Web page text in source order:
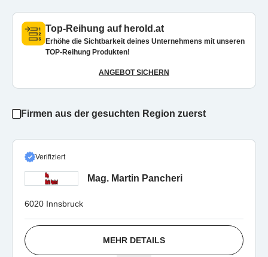
Top-Reihung auf herold.at
Erhöhe die Sichtbarkeit deines Unternehmens mit unseren
TOP-Reihung Produkten!
ANGEBOT SICHERN
Firmen aus der gesuchten Region zuerst
Verifiziert
Mag. Martin Pancheri
6020 Innsbruck
MEHR DETAILS